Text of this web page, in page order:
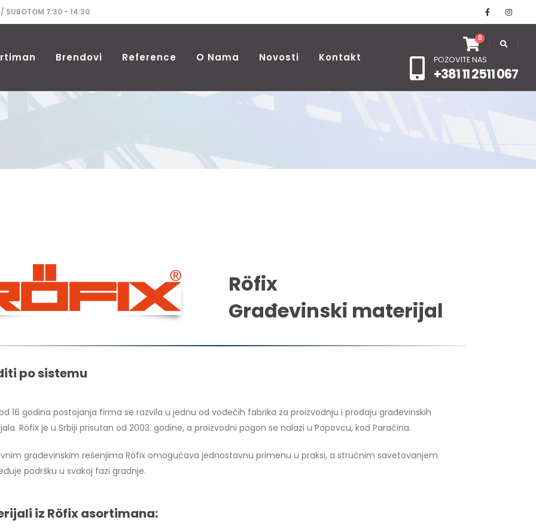
SUBOTOM 7:30 - 14:30
Brendovi Reference O Nama Novosti Kontakt
0
POZOVITE NAS
+381 11 2511 067
Röfix
Građevinski materijal
po sistemu
16 godina postojanja firma se razvila u jednu od vodećih fabrika za proizvodnju i prodaju građevinskih
Röfix je u Srbiji prisutan od 2003. godine, a proizvodni pogon se nalazi u Popovcu, kod Paraćina.
građevinskim rešenjima Röfix omogućava jednostavnu primenu u praksi, a stručnim savetovanjem
podršku u svakoj fazi gradnje.
iz Röfix asortimana: